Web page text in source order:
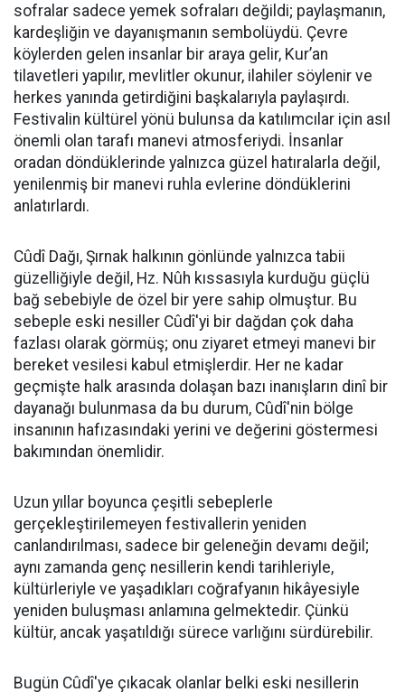
sofralar sadece yemek sofraları değildi; paylaşmanın,
kardeşliğin ve dayanışmanın sembolüydü. Çevre
köylerden gelen insanlar bir araya gelir, Kur’an
tilavetleri yapılır, mevlitler okunur, ilahiler söylenir ve
herkes yanında getirdiğini başkalarıyla paylaşırdı.
Festivalin kültürel yönü bulunsa da katılımcılar için asıl
önemli olan tarafı manevi atmosferiydi. İnsanlar
oradan döndüklerinde yalnızca güzel hatıralarla değil,
yenilenmiş bir manevi ruhla evlerine döndüklerini
anlatırlardı.
Cûdî Dağı, Şırnak halkının gönlünde yalnızca tabii
güzelliğiyle değil, Hz. Nûh kıssasıyla kurduğu güçlü
bağ sebebiyle de özel bir yere sahip olmuştur. Bu
sebeple eski nesiller Cûdî'yi bir dağdan çok daha
fazlası olarak görmüş; onu ziyaret etmeyi manevi bir
bereket vesilesi kabul etmişlerdir. Her ne kadar
geçmişte halk arasında dolaşan bazı inanışların dinî bir
dayanağı bulunmasa da bu durum, Cûdî'nin bölge
insanının hafızasındaki yerini ve değerini göstermesi
bakımından önemlidir.
Uzun yıllar boyunca çeşitli sebeplerle
gerçekleştirilemeyen festivallerin yeniden
canlandırılması, sadece bir geleneğin devamı değil;
aynı zamanda genç nesillerin kendi tarihleriyle,
kültürleriyle ve yaşadıkları coğrafyanın hikâyesiyle
yeniden buluşması anlamına gelmektedir. Çünkü
kültür, ancak yaşatıldığı sürece varlığını sürdürebilir.
Bugün Cûdî'ye çıkacak olanlar belki eski nesillerin